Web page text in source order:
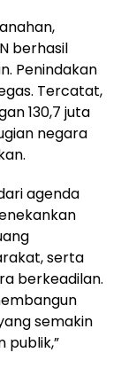
berhasil
Penindakan
Tercatat,
130,7 juta
negara
agenda
serta
berkeadilan.
semakin
publik,”